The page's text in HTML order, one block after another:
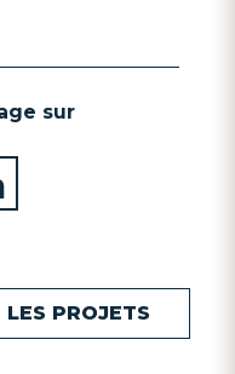
sur
PROJETS